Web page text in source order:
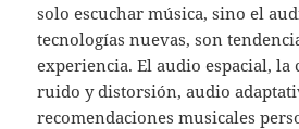
solo escuchar música, sino el
tecnologías nuevas, son
experiencia. El audio espacial, la
ruido y distorsión, audio
recomendaciones musicales